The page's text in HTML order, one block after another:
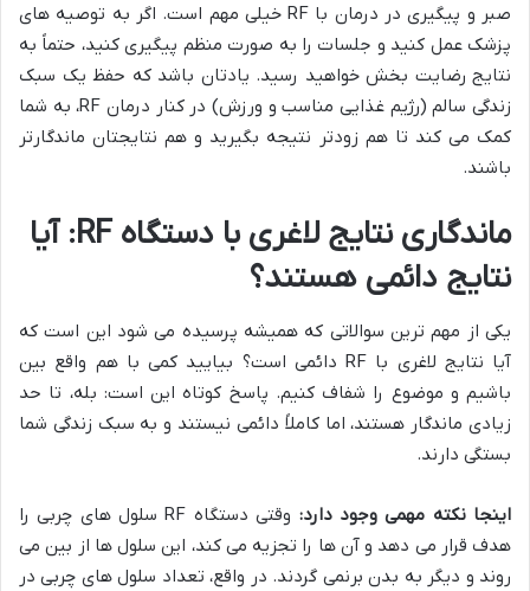
صبر و پیگیری در درمان با RF خیلی مهم است. اگر به توصیه های
پزشک عمل کنید و جلسات را به صورت منظم پیگیری کنید، حتماً به
نتایج رضایت بخش خواهید رسید. یادتان باشد که حفظ یک سبک
زندگی سالم (رژیم غذایی مناسب و ورزش) در کنار درمان RF، به شما
کمک می کند تا هم زودتر نتیجه بگیرید و هم نتایجتان ماندگارتر
باشند.
ماندگاری نتایج لاغری با دستگاه RF: آیا
نتایج دائمی هستند؟
یکی از مهم ترین سوالاتی که همیشه پرسیده می شود این است که
آیا نتایج لاغری با RF دائمی است؟ بیایید کمی با هم واقع بین
باشیم و موضوع را شفاف کنیم. پاسخ کوتاه این است: بله، تا حد
زیادی ماندگار هستند، اما کاملاً دائمی نیستند و به سبک زندگی شما
بستگی دارند.
اینجا نکته مهمی وجود دارد:
وقتی دستگاه RF سلول های چربی را
هدف قرار می دهد و آن ها را تجزیه می کند، این سلول ها از بین می
روند و دیگر به بدن برنمی گردند. در واقع، تعداد سلول های چربی در